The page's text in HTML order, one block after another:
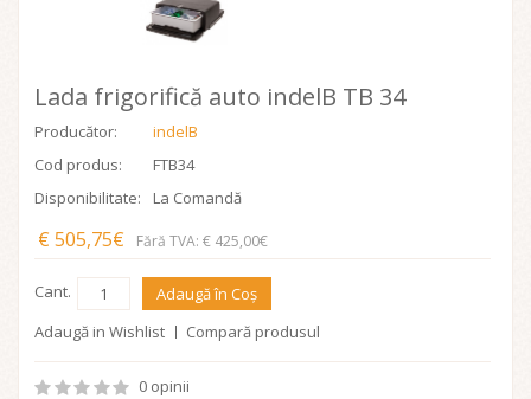
Lada frigorifică auto indelB TB 34
Producător:
indelB
Cod produs:
FTB34
Disponibilitate:
La Comandă
€ 505,75€ Fără TVA: € 425,00€
Cant.
Adaugă în Coş
Adaugă in Wishlist
Compară produsul
0 opinii